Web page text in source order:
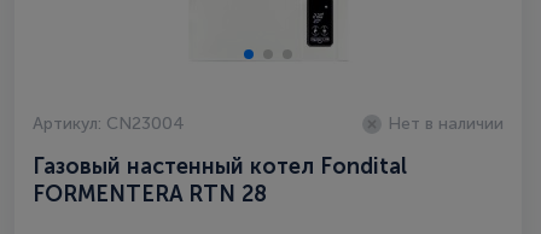
Артикул: CN23004 Нет в наличии
Газовый настенный котел Fondital
FORMENTERA RTN 28